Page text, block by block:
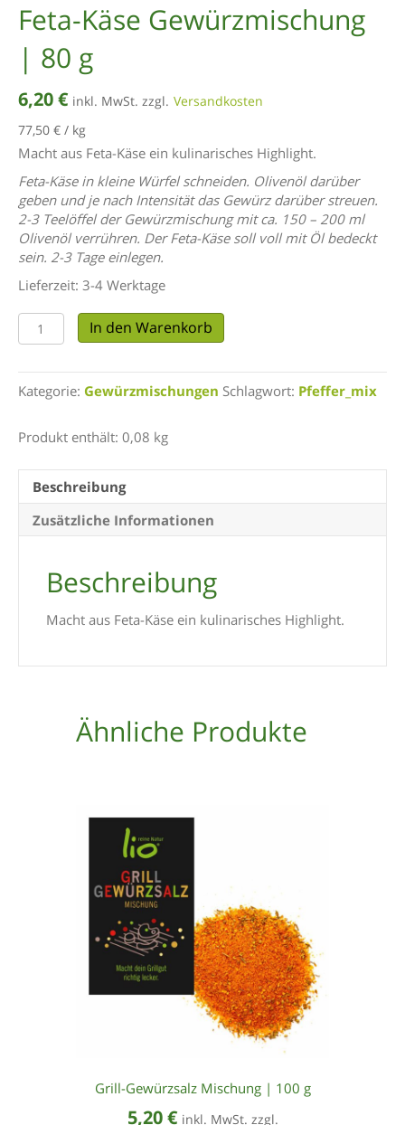
Feta-Käse Gewürzmischung
| 80 g
6,20€ inkl. MwSt. zzgl. Versandkosten
77,50 € / kg
Macht aus Feta-Käse ein kulinarisches Highlight.
Feta-Käse in kleine Würfel schneiden. Olivenöl darüber
geben und je nach Intensität das Gewürz darüber streuen.
2-3 Teelöffel der Gewürzmischung mit ca. 150 – 200 ml
Olivenöl verrühren. Der Feta-Käse soll voll mit Öl bedeckt
sein. 2-3 Tage einlegen.
Lieferzeit: 3-4 Werktage
Feta-
Käse
|
80
Menge
In den Warenkorb
Kategorie: Gewürzmischungen Schlagwort: Pfeffer_mix
Produkt enthält: 0,08 kg
Beschreibung
Zusätzliche Informationen
Beschreibung
Macht aus Feta-Käse ein kulinarisches Highlight.
Ähnliche Produkte
Grill-Gewürzsalz Mischung | 100 g
5,20€ inkl. MwSt. zzgl.